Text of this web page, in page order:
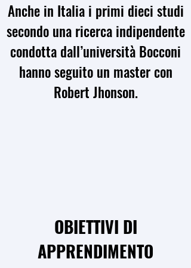
Anche in Italia i primi dieci studi
secondo una ricerca indipendente
condotta dall’università Bocconi
hanno seguito un master con
Robert Jhonson.
OBIETTIVI DI
APPRENDIMENTO